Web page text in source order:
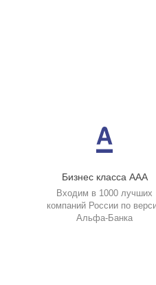
Бизнес класса ААА
Входим в 1000 лучших
компаний России по
Альфа-Банка